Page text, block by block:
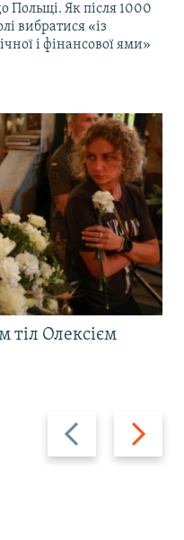
Польщі. Як після 1000
вибратися «із
і фінансової ями»
Назад Вперед
Олексієм